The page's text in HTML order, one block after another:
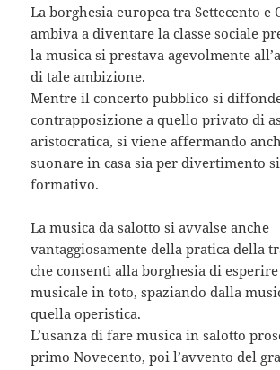
La borghesia europea tra Settecento e
ambiva a diventare la classe sociale
la musica si prestava agevolmente
di tale ambizione.
Mentre il concerto pubblico si
contrapposizione a quello privato di
aristocratica, si viene affermando
suonare in casa sia per divertimento
formativo.
La musica da salotto si avvalse anche
vantaggiosamente della pratica della
che consentì alla borghesia di
musicale in toto, spaziando dalla
quella operistica.
L’usanza di fare musica in salotto
primo Novecento, poi l’avvento del